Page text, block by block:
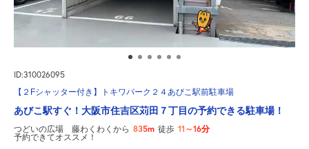
ID:310026095
【２Fシャッター付き】トキワパーク２４あびこ駅前駐車場
あびこ駅すぐ！大阪市住吉区苅田７丁目の予約できる駐車場！
つどいの広場 藤わくわくから 835m 徒歩 11～16分
予約できてオススメ！